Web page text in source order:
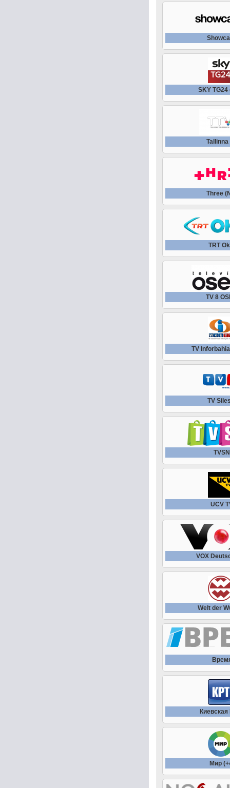
SKY TG24
Tallinna
Three
TRT
TV 8
TV
TV
TVSN
UCV
VOX
Welt der
Киевская
Мир